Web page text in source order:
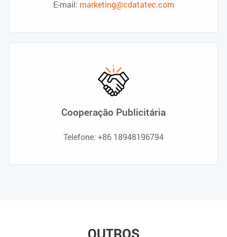
E-mail: marketing@cdatatec.com
Cooperação Publicitária
Telefone: +86 18948196794
OUTROS